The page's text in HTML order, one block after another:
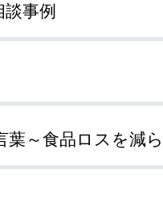
事例
葉～食品ロスを減